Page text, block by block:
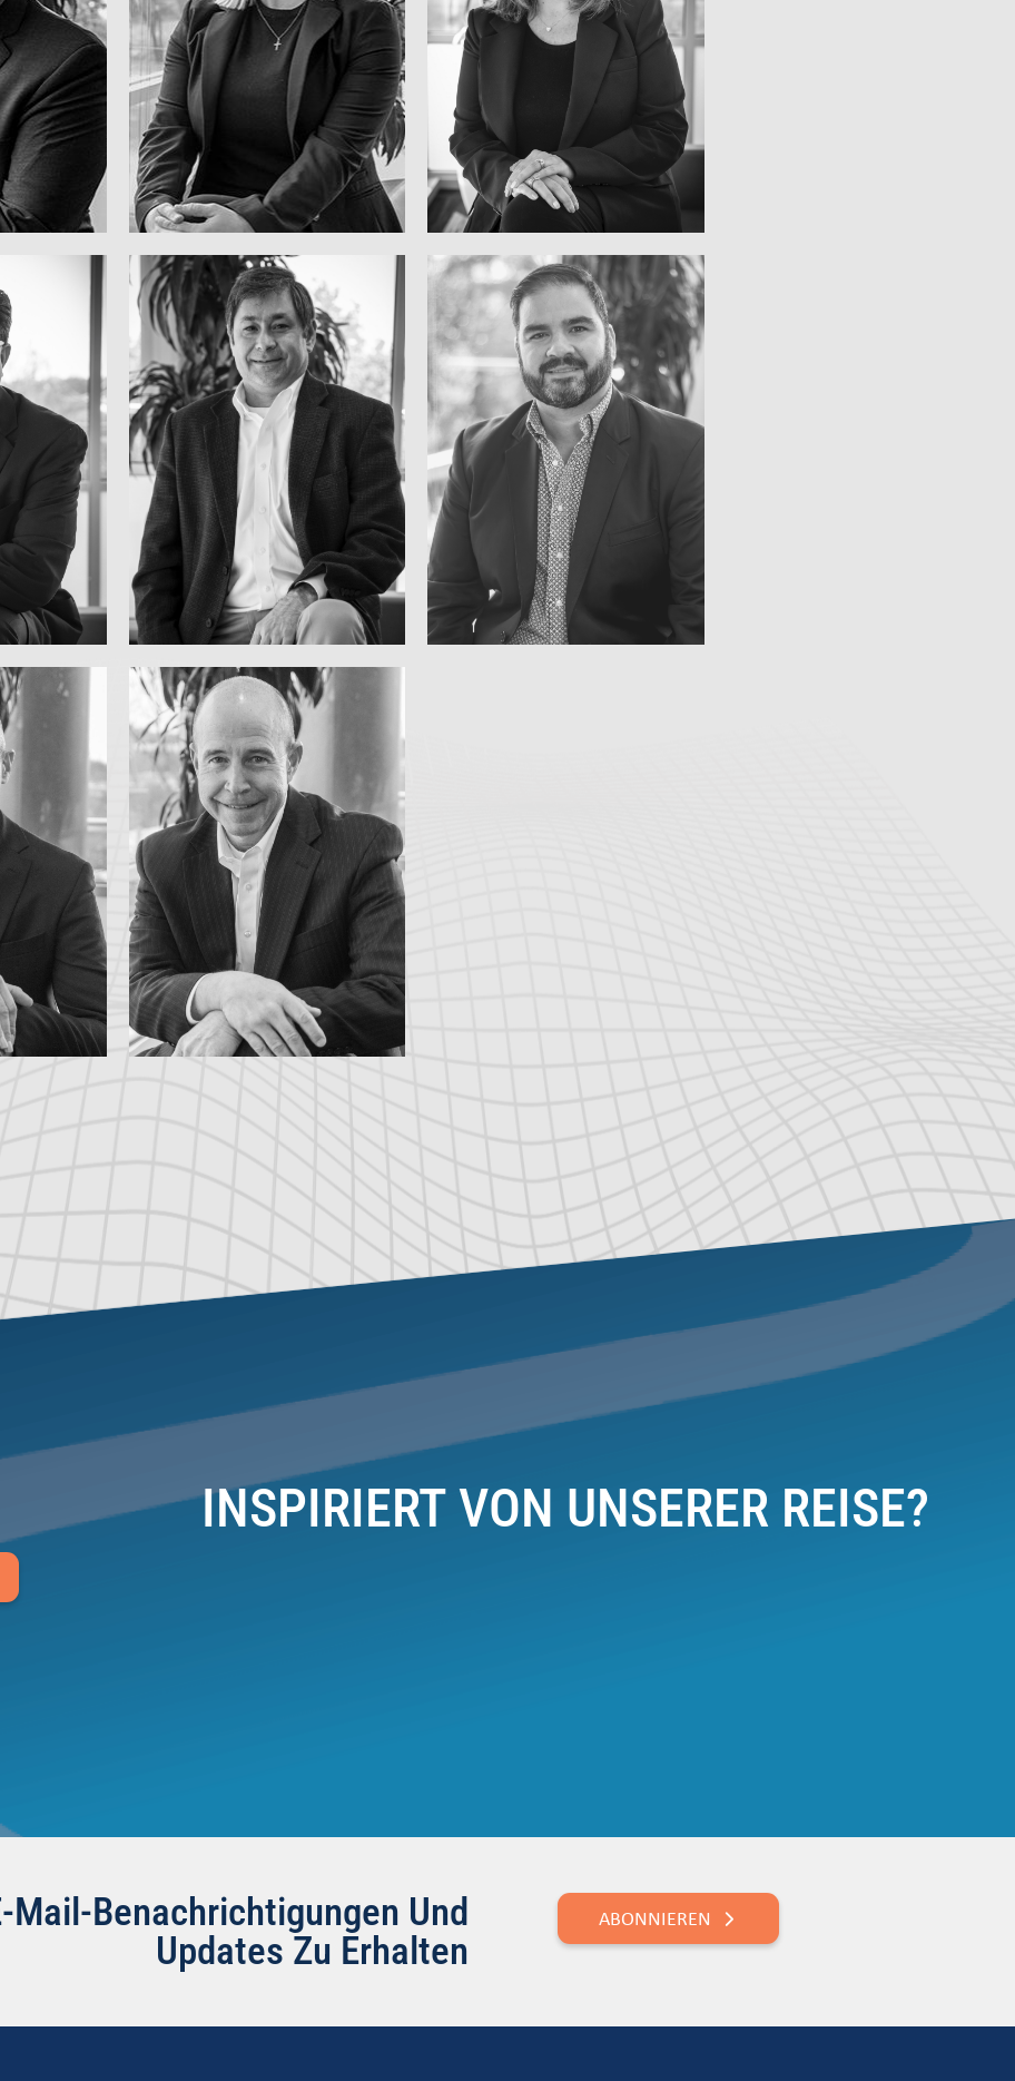
KERRI POPE
General Counsel und
MEGAN HUNTER
Executive Vice President,
Procurement and Supply
MIKE LEAL
Vizepräsident, Corporate
Lean Manufacturing
JUAN PEDRO
SANTOS
Executive Vice President,
Aluminum Business Unit
TIM LOZNER
Executive Vice President,
Geschäftseinheit Fluids
INSPIRIERT VON UNSERER REISE?
Mail-Benachrichtigungen Und
Updates Zu Erhalten
ABONNIEREN